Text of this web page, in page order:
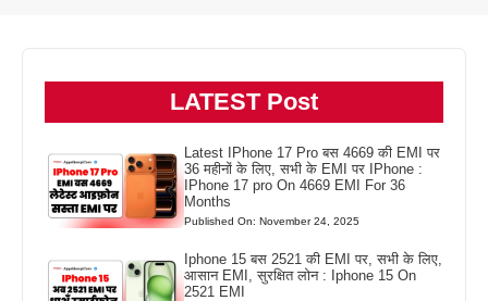
LATEST Post
Latest IPhone 17 Pro बस 4669 की EMI पर
36 महीनों के लिए, सभी के EMI पर IPhone :
IPhone 17 pro On 4669 EMI For 36
Months
Published On: November 24, 2025
Iphone 15 बस 2521 की EMI पर, सभी के लिए,
आसान EMI, सुरक्षित लोन : Iphone 15 On
2521 EMI